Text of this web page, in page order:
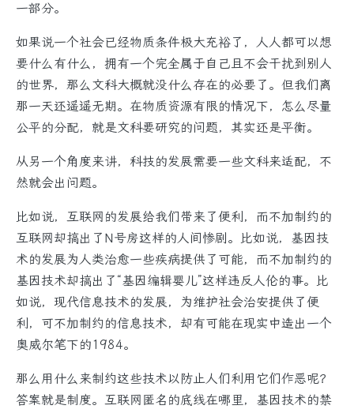
一部分。
如果说一个社会已经物质条件极大充裕了，人人都可以想
要什么有什么，拥有一个完全属于自己且不会干扰到别人
的世界，那么文科大概就没什么存在的必要了。但我们离
那一天还遥遥无期。在物质资源有限的情况下，怎么尽量
公平的分配，就是文科要研究的问题，其实还是平衡。
从另一个角度来讲，科技的发展需要一些文科来适配，不
然就会出问题。
比如说，互联网的发展给我们带来了便利，而不加制约的
互联网却搞出了N号房这样的人间惨剧。比如说，基因技
术的发展为人类治愈一些疾病提供了可能，而不加制约的
基因技术却搞出了“基因编辑婴儿”这样违反人伦的事。比
如说，现代信息技术的发展，为维护社会治安提供了便
利，可不加制约的信息技术，却有可能在现实中造出一个
奥威尔笔下的1984。
那么用什么来制约这些技术以防止人们利用它们作恶呢？
答案就是制度。互联网匿名的底线在哪里，基因技术的禁